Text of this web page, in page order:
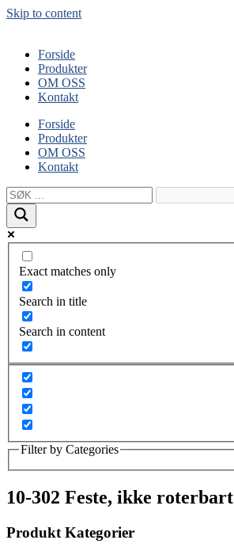
Skip to content
Forside
Produkter
OM OSS
Kontakt
Forside
Produkter
OM OSS
Kontakt
Exact matches only
Search in title
Search in content
Filter by Categories
10-302 Feste, ikke roterbart
Produkt Kategorier